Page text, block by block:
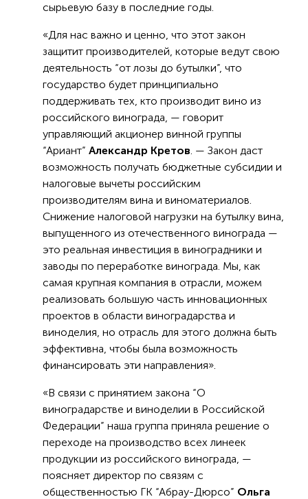
сырьевую базу в последние годы.
«Для нас важно и ценно, что этот закон
защитит производителей, которые ведут свою
деятельность “от лозы до бутылки”, что
государство будет принципиально
поддерживать тех, кто производит вино из
российского винограда, — говорит
управляющий акционер винной группы
“Ариант” Александр Кретов . — Закон даст
возможность получать бюджетные субсидии и
налоговые вычеты российским
производителям вина и виноматериалов.
Снижение налоговой нагрузки на бутылку вина,
выпущенного из отечественного винограда —
это реальная инвестиция в виноградники и
заводы по переработке винограда. Мы, как
самая крупная компания в отрасли, можем
реализовать большую часть инновационных
проектов в области виноградарства и
виноделия, но отрасль для этого должна быть
эффективна, чтобы была возможность
финансировать эти направления».
«В связи с принятием закона “О
виноградарстве и виноделии в Российской
Федерации” наша группа приняла решение о
переходе на производство всех линеек
продукции из российского винограда, —
поясняет директор по связям с
общественностью ГК “Абрау-Дюрсо” Ольга